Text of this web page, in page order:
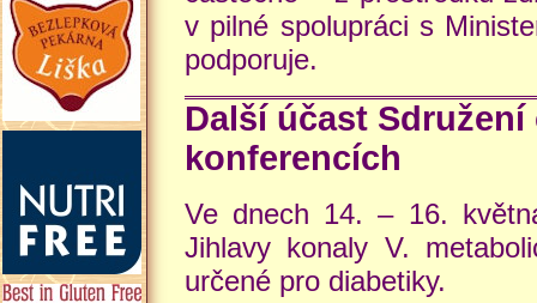
v pilné spolupráci s
podporuje.
Další účast
konferencích
Ve dnech 14. – 16.
Jihlavy konaly V.
určené pro diabetiky.